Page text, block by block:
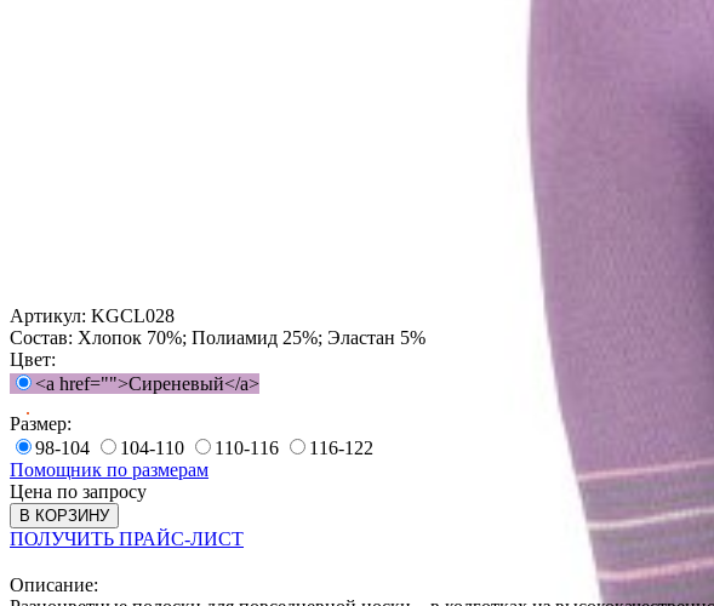
Артикул: KGCL028
Состав: Хлопок 70%; Полиамид 25%; Эластан 5%
Цвет:
<a href="">Сиреневый</a>
Размер:
98-104
104-110 110-116
116-122
Помощник по размерам
Цена по запросу
В КОРЗИНУ
ПОЛУЧИТЬ ПРАЙС-ЛИСТ
Описание: